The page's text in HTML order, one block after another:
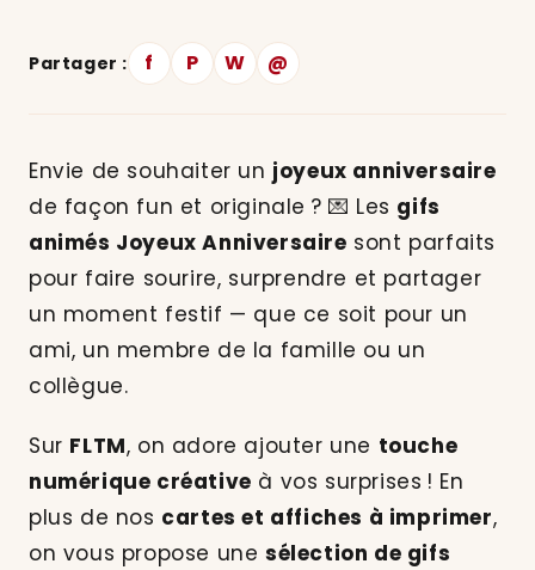
Partager : f P W @
Envie de souhaiter un joyeux anniversaire
de façon fun et originale ? 💌 Les gifs
animés Joyeux Anniversaire sont parfaits
pour faire sourire, surprendre et partager
un moment festif — que ce soit pour un
ami, un membre de la famille ou un
collègue.
Sur FLTM, on adore ajouter une touche
numérique créative à vos surprises ! En
plus de nos cartes et affiches à imprimer,
on vous propose unesélection de gifs